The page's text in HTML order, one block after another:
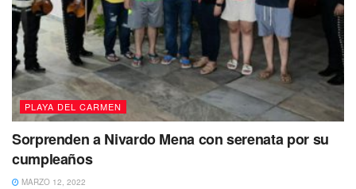
PLAYA DEL CARMEN
Sorprenden a Nivardo Mena con serenata por su
cumpleaños
MARZO 12, 2022